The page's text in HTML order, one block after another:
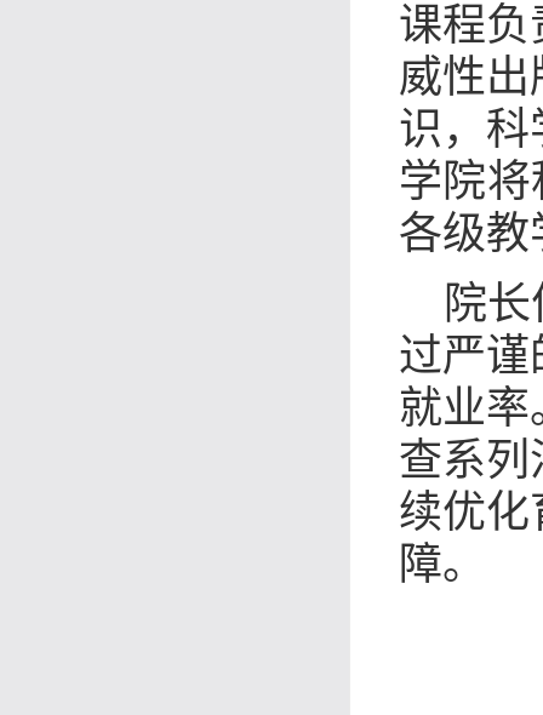
课程负
威性出
识，科
学院
各级教
院
过严谨
就业
查系列
续优化
障。